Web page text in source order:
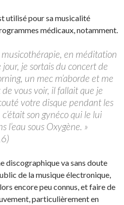
utilisé pour sa musicalité
médicaux, notamment.
en méditation
jour, je sortais du concert de
un mec m’aborde et me
vous voir, il fallait que je
votre disque pendant les
son gynéco qui le lui
l’eau sous Oxygène. »
discographique va sans doute
de la musique électronique,
encore peu connus, et faire de
particulièrement en